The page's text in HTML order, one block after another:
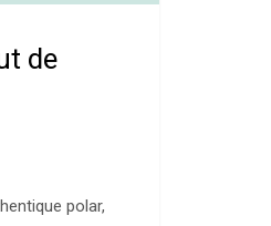
de
polar,